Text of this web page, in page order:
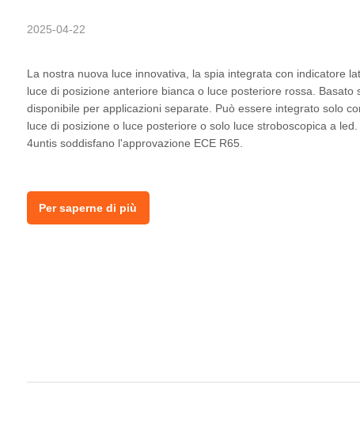
2025-04-22
La nostra nuova luce innovativa, la spia integrata con indicatore
luce di posizione anteriore bianca o luce posteriore rossa. Basato
disponibile per applicazioni separate. Può essere integrato solo
luce di posizione o luce posteriore o solo luce stroboscopica a
4untis soddisfano l'approvazione ECE R65.
Per saperne di più